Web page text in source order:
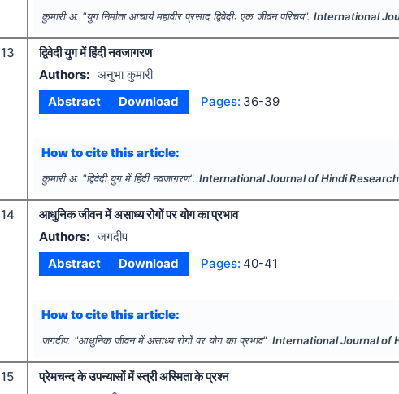
कुमारी अ. "युग निर्माता आचार्य महावीर प्रसाद द्विवेदीः एक जीवन परिचय".International
13
द्विवेदी युग में हिंदी नवजागरण
Authors: अनुभा कुमारी
Abstract
Download Pages: 36-39
How to cite this article:
कुमारी अ. "द्विवेदी युग में हिंदी नवजागरण".International Journal of Hindi Research
14
आधुनिक जीवन में असाध्य रोगों पर योग का प्रभाव
Authors: जगदीप
Abstract
Download Pages: 40-41
How to cite this article:
जगदीप. "आधुनिक जीवन में असाध्य रोगों पर योग का प्रभाव".International Journal of
15
प्रेमचन्द के उपन्यासों में स्त्री अस्मिता के प्रश्न